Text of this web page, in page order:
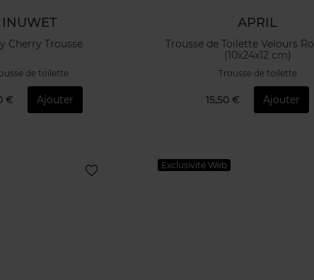
INUWET
Cherry Trousse
de toilette
€ Ajouter
APRIL
Trousse de Toilette Velours
(10x24x12 cm)
Trousse de toilette
15,50 € Ajouter
Exclusivité Web